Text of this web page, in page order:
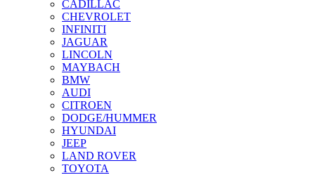
CADILLAC
CHEVROLET
INFINITI
JAGUAR
LINCOLN
MAYBACH
BMW
AUDI
CITROEN
DODGE/HUMMER
HYUNDAI
JEEP
LAND ROVER
TOYOTA